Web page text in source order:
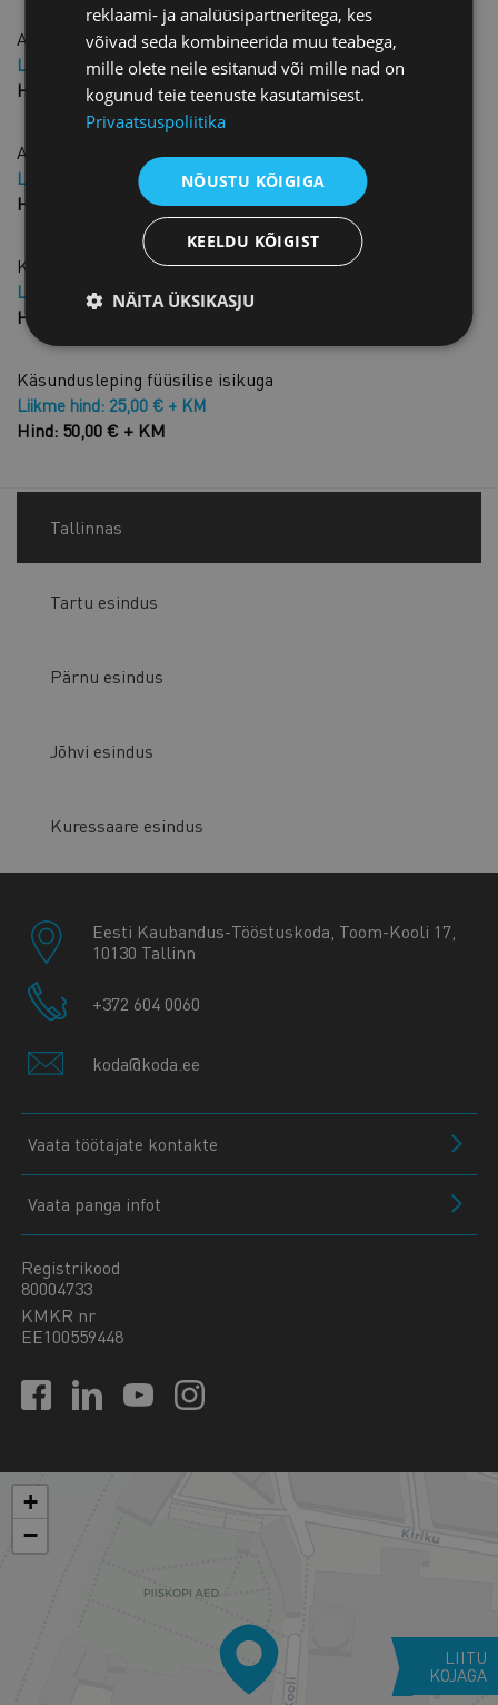
Agendileping ingliskeelne
Liikme hind: 40,00 € + KM
Hind: 80,00 € + KM
Ainuõigusega agendileping
Liikme hind: 25,00 € + KM
Hind: 50,00 € + KM
Komisjonileping
Liikme hind: 25,00 € + KM
Hind: 50,00 € + KM
Käsundusleping füüsilise isikuga
Liikme hind: 25,00 € + KM
Hind: 50,00 € + KM
Tallinnas
Tartu esindus
Pärnu esindus
Jõhvi esindus
Kuressaare esindus
Eesti Kaubandus-Tööstuskoda, Toom-Kooli 17,
10130 Tallinn
+372 604 0060
koda@koda.ee
Vaata töötajate kontakte
Vaata panga infot
Registrikood
80004733
KMKR nr
EE100559448
+
−
LIITU
KOJAGA
reklaami- ja analüüsipartneritega, kes
võivad seda kombineerida muu teabega,
mille olete neile esitanud või mille nad on
kogunud teie teenuste kasutamisest.
Privaatsuspoliitika
NÕUSTU KÕIGIGA
KEELDU KÕIGIST
NÄITA ÜKSIKASJU